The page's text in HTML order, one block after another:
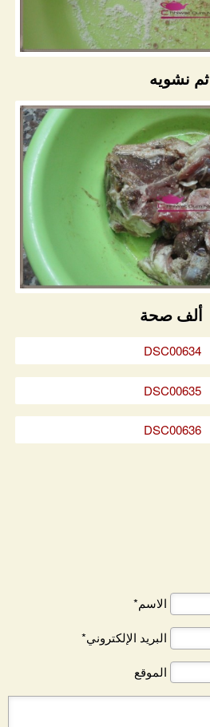
ثم نشويه
ألف صحة
الاسم*
البريد الإلكتروني*
الموقع